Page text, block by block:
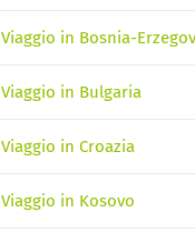
Viaggio in Bosnia-
Viaggio in Bulgaria
Viaggio in Croazia
Viaggio in Kosovo